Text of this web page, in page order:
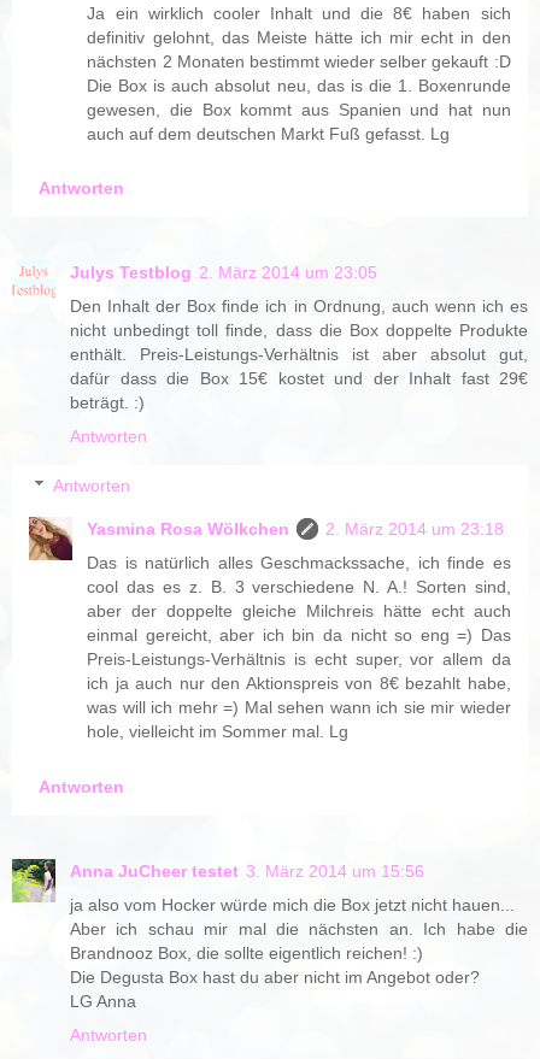
Ja ein wirklich cooler Inhalt und die 8€ haben sich
definitiv gelohnt, das Meiste hätte ich mir echt in den
nächsten 2 Monaten bestimmt wieder selber gekauft :D
Die Box is auch absolut neu, das is die 1. Boxenrunde
gewesen, die Box kommt aus Spanien und hat nun
auch auf dem deutschen Markt Fuß gefasst. Lg
Antworten
Julys Testblog 2. März 2014 um 23:05
Den Inhalt der Box finde ich in Ordnung, auch wenn ich es
nicht unbedingt toll finde, dass die Box doppelte Produkte
enthält. Preis-Leistungs-Verhältnis ist aber absolut gut,
dafür dass die Box 15€ kostet und der Inhalt fast 29€
beträgt. :)
Antworten
Antworten
Yasmina Rosa Wölkchen
2. März 2014 um 23:18
Das is natürlich alles Geschmackssache, ich finde es
cool das es z. B. 3 verschiedene N. A.! Sorten sind,
aber der doppelte gleiche Milchreis hätte echt auch
einmal gereicht, aber ich bin da nicht so eng =) Das
Preis-Leistungs-Verhältnis is echt super, vor allem da
ich ja auch nur den Aktionspreis von 8€ bezahlt habe,
was will ich mehr =) Mal sehen wann ich sie mir wieder
hole, vielleicht im Sommer mal. Lg
Antworten
Anna JuCheer testet 3. März 2014 um 15:56
ja also vom Hocker würde mich die Box jetzt nicht hauen...
Aber ich schau mir mal die nächsten an. Ich habe die
Brandnooz Box, die sollte eigentlich reichen! :)
Die Degusta Box hast du aber nicht im Angebot oder?
LG Anna
Antworten